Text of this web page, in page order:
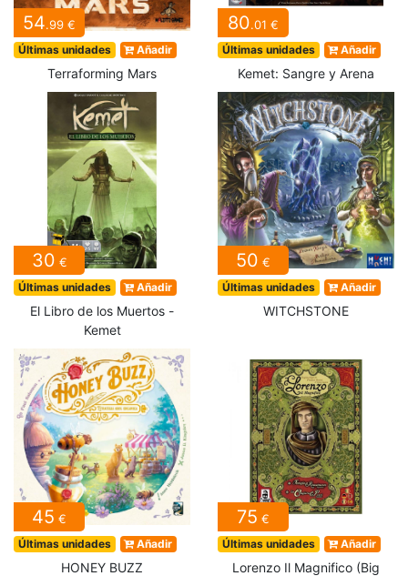
54.99 €
Últimas unidades Añadir
Terraforming Mars
80.01 €
Últimas unidades Añadir
Kemet: Sangre y Arena
30 €
Últimas unidades Añadir
El Libro de los Muertos -
Kemet
50 €
Últimas unidades Añadir
WITCHSTONE
45 €
Últimas unidades Añadir
HONEY BUZZ
75 €
Últimas unidades Añadir
Lorenzo Il Magnifico (Big